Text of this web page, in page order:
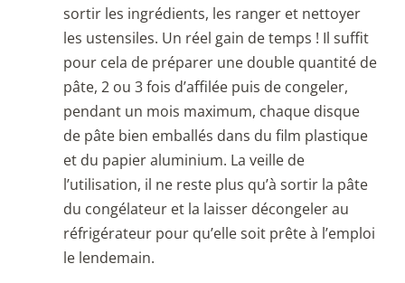
sortir les ingrédients, les ranger et nettoyer
les ustensiles. Un réel gain de temps ! Il suffit
pour cela de préparer une double quantité de
pâte, 2 ou 3 fois d’affilée puis de congeler,
pendant un mois maximum, chaque disque
de pâte bien emballés dans du film plastique
et du papier aluminium. La veille de
l’utilisation, il ne reste plus qu’à sortir la pâte
du congélateur et la laisser décongeler au
réfrigérateur pour qu’elle soit prête à l’emploi
le lendemain.